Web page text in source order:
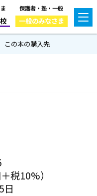
保護者・塾・一般
一般のみなさま
この本の購入先
税10%）
日